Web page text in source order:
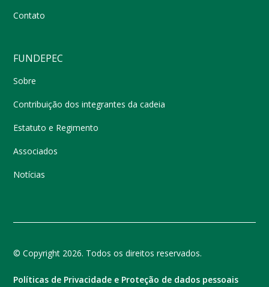
Contato
FUNDEPEC
Sobre
Contribuição dos integrantes da cadeia
Estatuto e Regimento
Associados
Notícias
© Copyright 2026. Todos os direitos reservados.
Políticas de Privacidade e Proteção de dados pessoais